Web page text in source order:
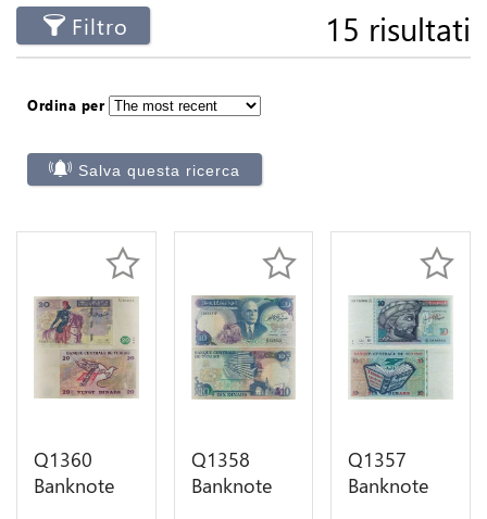
Filtro 15 risultati
Ordina per
Salva questa ricerca
Q1360
Banknote
Q1358
Banknote
Q1357
Banknote